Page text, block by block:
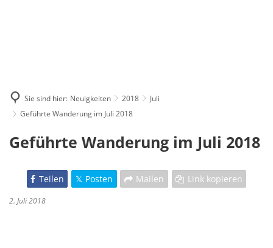
Sie sind hier: Neuigkeiten 2018
Juli
Geführte Wanderung im Juli 2018
Geführte Wanderung im Juli 2018
Teilen Posten Mailen Link kopieren
2. Juli 2018